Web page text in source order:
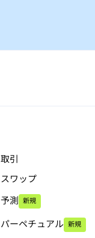
取引
スワップ
予測 新規
パーペチュアル 新規